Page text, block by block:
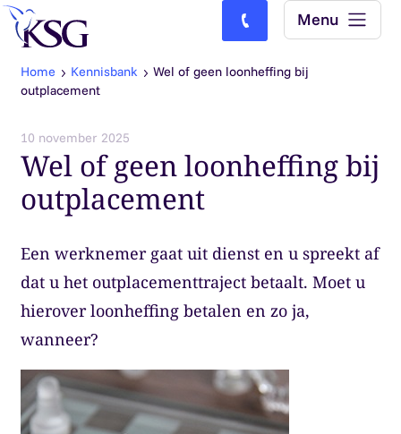
Skip to content
Bel ons: (0)77-4740000
Menu
Home Kennisbank
Wel of geen loonheffing bij
outplacement
10 november 2025
Wel of geen loonheffing bij
outplacement
Een werknemer gaat uit dienst en u spreekt af
dat u het outplacementtraject betaalt. Moet u
hierover loonheffing betalen en zo ja,
wanneer?